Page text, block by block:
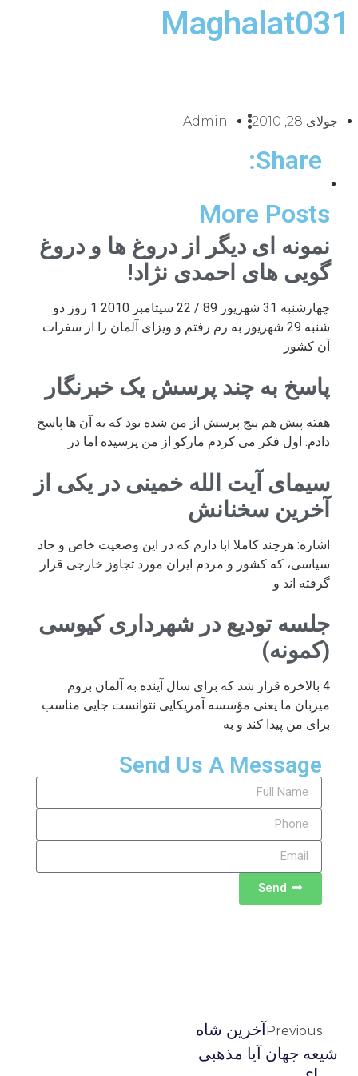
Maghalat031
جولای 28, 2010 Admin
Share:
More Posts
نمونه ای دیگر از دروغ ها و دروغ
گویی های احمدی نژاد!
چهارشنبه 31 شهریور 89 / 22 سپتامبر 2010 1 روز دو
شنبه 29 شهریور به رم رفتم و ویزای آلمان را از سفرات
آن کشور
پاسخ به چند پرسش یک خبرنگار
هفته پیش هم پنج پرسش از من شده بود که به آن ها پاسخ
دادم. اول فکر می کردم مارکو از من پرسیده اما در
سیمای آیت الله خمینی در یکی از
آخرین سخنانش
اشاره: هرچند کاملا ابا دارم که در این وضعیت خاص و حاد
سیاسی، که کشور و مردم ایران مورد تجاوز خارجی قرار
گرفته اند و
جلسه تودیع در شهرداری کیوسی
(کمونه)
4 بالاخره قرار شد که برای سال آینده به آلمان بروم.
میزبان ما یعنی مؤسسه آمریکایی نتوانست جایی مناسب
برای من پیدا کند و به
Send Us A Message
Send
Previousآخرین شاه
شیعه جهان آیا مذهبی